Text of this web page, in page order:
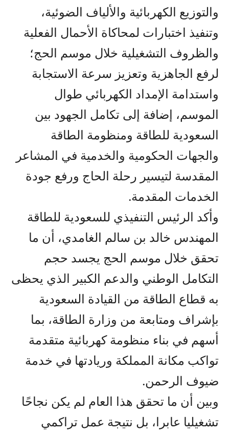
والتوزيع الكهربائية والألياف الضوئية،
وتنفيذ اختبارات لمحاكاة الأحمال الفعلية
والظروف التشغيلية خلال موسم الحج؛
لرفع الجاهزية وتعزيز سرعة الاستجابة
واستدامة الإمداد الكهربائي طوال
الموسم، إضافة إلى تكامل الجهود بين
السعودية للطاقة ومنظومة الطاقة
والجهات الحكومية والخدمية في المشاعر
المقدسة لتيسير رحلة الحاج ورفع جودة
الخدمات المقدمة.
وأكد الرئيس التنفيذي للسعودية للطاقة
المهندس خالد بن سالم الغامدي، أن ما
تحقق خلال موسم الحج يجسد حجم
التكامل الوطني والدعم الكبير الذي يحظى
به قطاع الطاقة من القيادة السعودية
بإشراف ومتابعة من وزارة الطاقة، بما
أسهم في بناء منظومة كهربائية متقدمة
تواكب مكانة المملكة وريادتها في خدمة
ضيوف الرحمن.
وبين أن ما تحقق هذا العام لم يكن نجاحًا
تشغيليا عابرا، بل نتيجة عمل تراكمي